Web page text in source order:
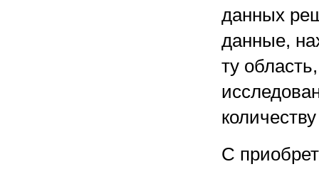
данных
данные,
ту
С